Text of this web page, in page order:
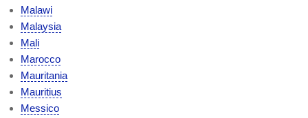
Malawi
Malaysia
Mali
Marocco
Mauritania
Mauritius
Messico